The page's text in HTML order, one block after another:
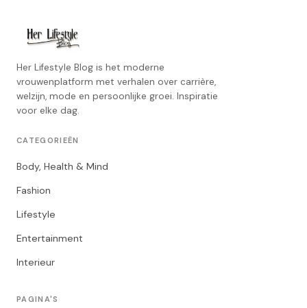
Her Lifestyle Blog is het moderne
vrouwenplatform met verhalen over carrière,
welzijn, mode en persoonlijke groei. Inspiratie
voor elke dag.
CATEGORIEËN
Body, Health & Mind
Fashion
Lifestyle
Entertainment
Interieur
PAGINA'S